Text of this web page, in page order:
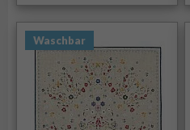
Waschbar